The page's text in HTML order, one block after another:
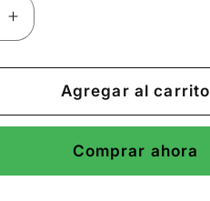
Aumentar
cantidad
para
12V
Agregar al carrito
Comprar ahora